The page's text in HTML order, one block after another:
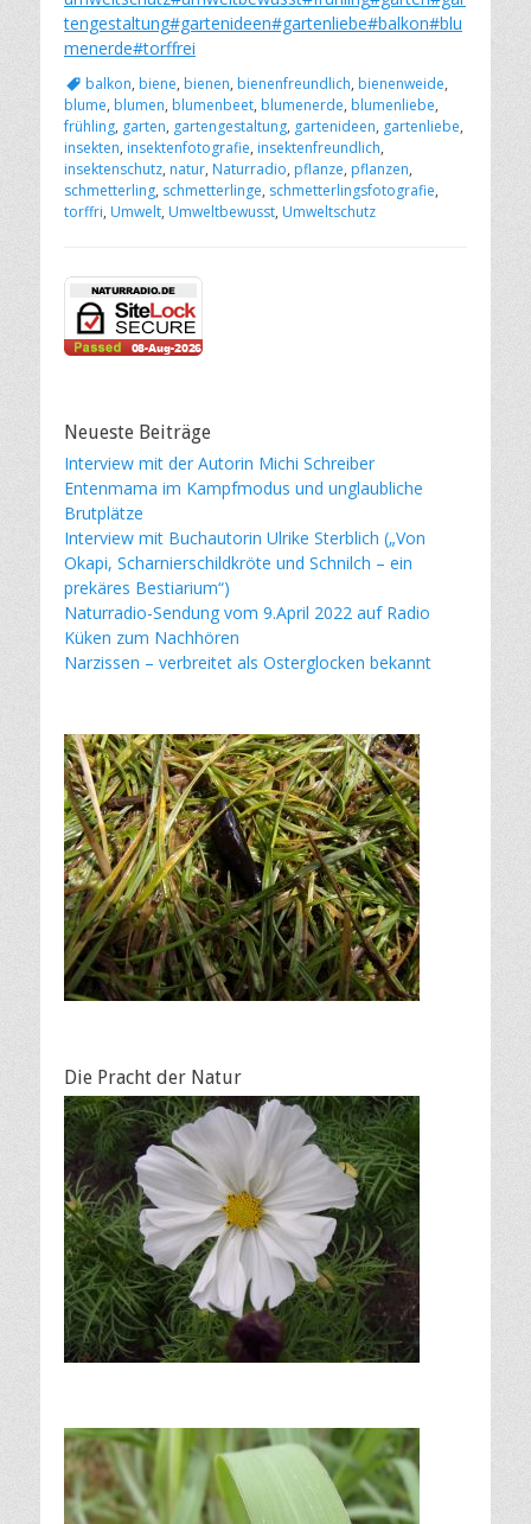
tengestaltung#gartenideen#gartenliebe#balkon#blu
menerde#torffrei
Schlagworte
balkon, biene, bienen, bienenfreundlich, bienenweide,
blume, blumen, blumenbeet, blumenerde, blumenliebe,
frühling, garten, gartengestaltung, gartenideen, gartenliebe,
insekten, insektenfotografie, insektenfreundlich,
insektenschutz, natur, Naturradio, pflanze, pflanzen,
schmetterling, schmetterlinge, schmetterlingsfotografie,
torffri, Umwelt, Umweltbewusst, Umweltschutz
Neueste Beiträge
Interview mit der Autorin Michi Schreiber
Entenmama im Kampfmodus und unglaubliche
Brutplätze
Interview mit Buchautorin Ulrike Sterblich („Von
Okapi, Scharnierschildkröte und Schnilch – ein
prekäres Bestiarium“)
Naturradio-Sendung vom 9.April 2022 auf Radio
Küken zum Nachhören
Narzissen – verbreitet als Osterglocken bekannt
Die Pracht der Natur